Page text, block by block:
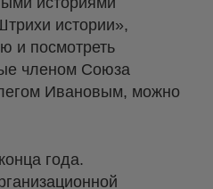
истории»,
и посмотреть
членом Союза
Ивановым, можно
года.